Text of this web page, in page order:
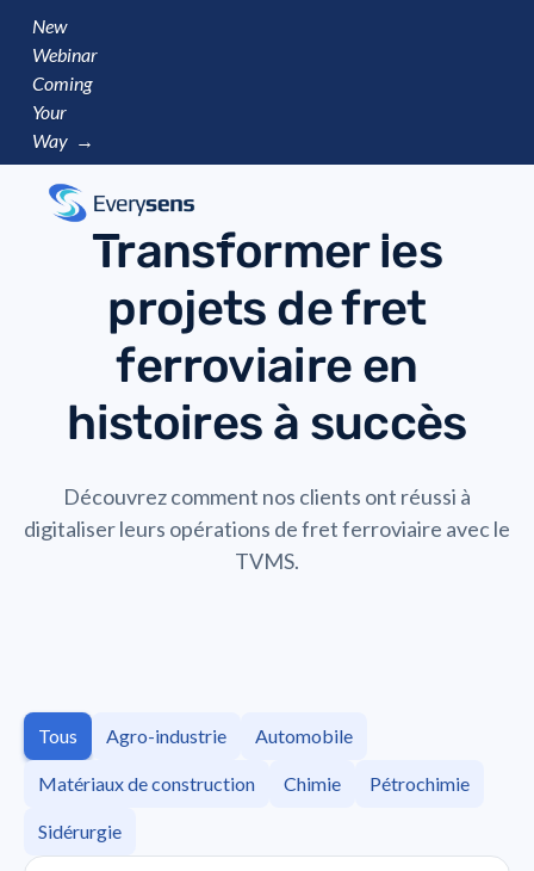
New
Webinar
Coming
Your
Way →
Transformer les
projets de fret
ferroviaire en
histoires à succès
Découvrez comment nos clients ont réussi à
digitaliser leurs opérations de fret ferroviaire avec le
TVMS.
Tous Agro-industrie Automobile
Matériaux de construction Chimie Pétrochimie
Sidérurgie